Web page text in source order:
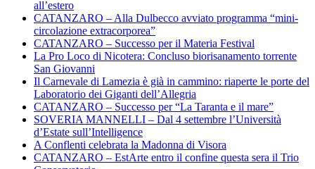
all’estero
CATANZARO – Alla Dulbecco avviato programma “mini-
circolazione extracorporea”
CATANZARO – Successo per il Materia Festival
La Pro Loco di Nicotera: Concluso biorisanamento torrente
San Giovanni
Il Carnevale di Lamezia è già in cammino: riaperte le porte del
Laboratorio dei Giganti dell’Allegria
CATANZARO – Successo per “La Taranta e il mare”
SOVERIA MANNELLI – Dal 4 settembre l’Università
d’Estate sull’Intelligence
A Conflenti celebrata la Madonna di Visora
CATANZARO – EstArte entro il confine questa sera il Trio